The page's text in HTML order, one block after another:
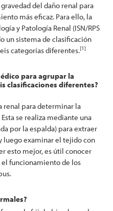
del daño renal para
más eficaz. Para ello, la
y Patología Renal (ISN/RPS
un sistema de clasificación
categorías diferentes.[1]
para agrupar la
clasificaciones diferentes?
renal para determinar la
se realiza mediante una
por la espalda) para extraer
luego examinar el tejido con
esto mejor, es útil conocer
funcionamiento de los